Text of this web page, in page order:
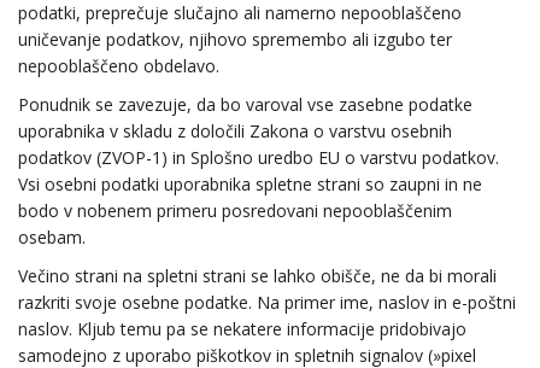
podatki, preprečuje slučajno ali namerno nepooblaščeno
uničevanje podatkov, njihovo spremembo ali izgubo ter
nepooblaščeno obdelavo.
Ponudnik se zavezuje, da bo varoval vse zasebne podatke
uporabnika v skladu z določili Zakona o varstvu osebnih
podatkov (ZVOP-1) in Splošno uredbo EU o varstvu podatkov.
Vsi osebni podatki uporabnika spletne strani so zaupni in ne
bodo v nobenem primeru posredovani nepooblaščenim
osebam.
Večino strani na spletni strani se lahko obišče, ne da bi morali
razkriti svoje osebne podatke. Na primer ime, naslov in e-poštni
naslov. Kljub temu pa se nekatere informacije pridobivajo
samodejno z uporabo piškotkov in spletnih signalov (»pixel